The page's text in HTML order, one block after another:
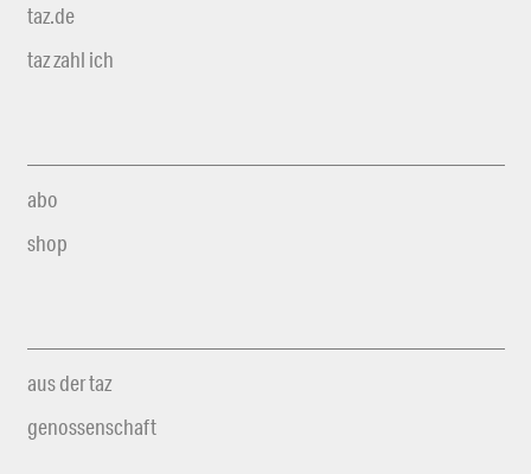
taz.de
taz zahl ich
abo
shop
aus der taz
genossenschaft